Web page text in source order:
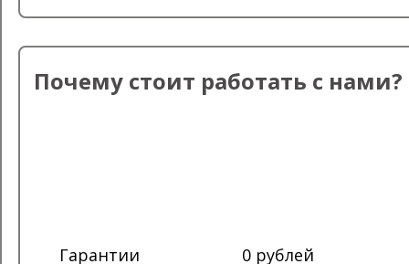
Почему стоит работать с нами?
Гарантии 0 рублей